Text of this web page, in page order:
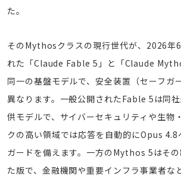
た。
そのMythosクラスの現行世代が、2026年
れた「Claude Fable 5」と「Claude
同一の基盤モデルで、安全装置（セーフガ
異なります。一般公開されたFable 5は同
供モデルで、サイバーセキュリティや生物
クの高い領域では応答を自動的にOpus 4.8
ガードを備えます。一方のMythos 5はそ
た版で、金融機関や重要インフラ事業者な